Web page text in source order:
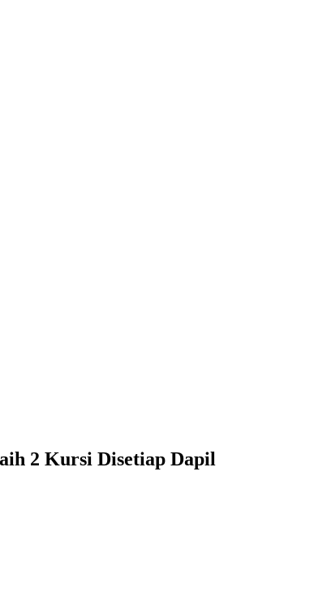
2 Kursi Disetiap Dapil